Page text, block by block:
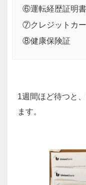
⑥運転経歴証明書
⑦クレジットカ
⑧健康保険証
1週間ほど待つと
ます。